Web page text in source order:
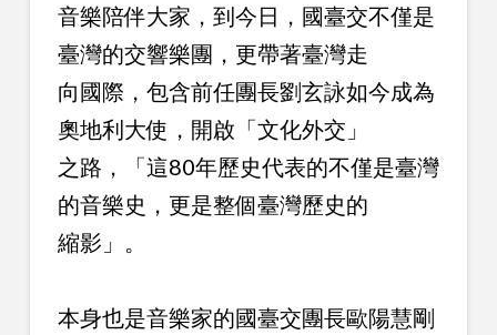
音樂陪伴大家，到今日，國臺交不僅是
臺灣的交響樂團，更帶著臺灣走
向國際，包含前任團長劉玄詠如今成為
奧地利大使，開啟「文化外交」
之路，「這80年歷史代表的不僅是臺灣
的音樂史，更是整個臺灣歷史的
縮影」。
本身也是音樂家的國臺交團長歐陽慧剛